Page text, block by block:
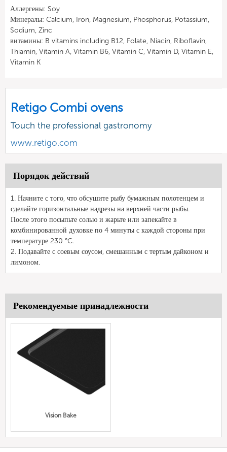
Аллергены: Soy
Минералы: Calcium, Iron, Magnesium, Phosphorus, Potassium,
Sodium, Zinc
витамины: B vitamins including B12, Folate, Niacin, Riboflavin,
Thiamin, Vitamin A, Vitamin B6, Vitamin C, Vitamin D, Vitamin E,
Vitamin K
Retigo Combi ovens
Touch the professional gastronomy
www.retigo.com
Порядок действий
1. Начните с того, что обсушите рыбу бумажным полотенцем и
сделайте горизонтальные надрезы на верхней части рыбы.
После этого посыпьте солью и жарьте или запекайте в
комбинированной духовке по 4 минуты с каждой стороны при
температуре 230 °C.
2. Подавайте с соевым соусом, смешанным с тертым дайконом и
лимоном.
Рекомендуемые принадлежности
Vision Bake